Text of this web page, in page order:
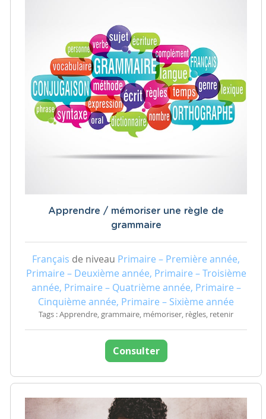
Apprendre / mémoriser une règle de
grammaire
Français de niveau Primaire – Première année,
Primaire – Deuxième année, Primaire – Troisième
année, Primaire – Quatrième année, Primaire –
Cinquième année, Primaire – Sixième année
Tags : Apprendre, grammaire, mémoriser, règles, retenir
Consulter